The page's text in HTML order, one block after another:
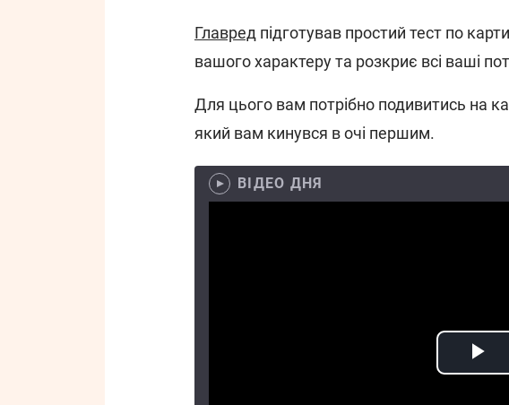
Главред підготував простий тест по
вашого характеру та розкриє всі ваші
Для цього вам потрібно подивитись на
який вам кинувся в очі першим.
ВІДЕО ДНЯ